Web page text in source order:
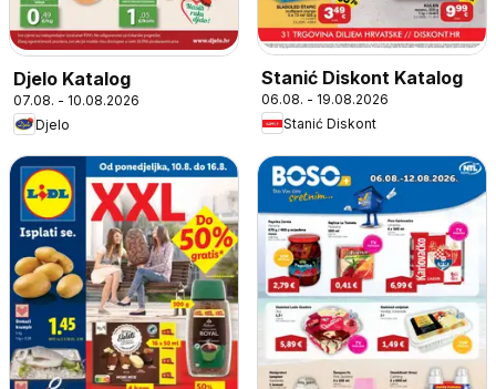
Djelo Katalog
07.08. - 10.08.2026
Djelo
Stanić Diskont Katalog
06.08. - 19.08.2026
Stanić Diskont